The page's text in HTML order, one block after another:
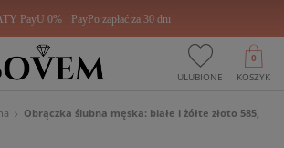
PayU 0% PayPo zapłać za 30 dni
ULUBIONE KOSZYK
0
Obrączka ślubna męska: białe i żółte złoto 585,